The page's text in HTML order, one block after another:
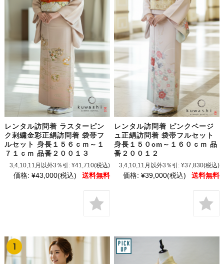
レンタル訪問着 ラスターピン
ク刺繍金彩正絹訪問着 袋帯フ
ルセット 身長１５６ｃｍ～１
７１ｃｍ 品番２００１３
3,4,10,11月以外3％引: ¥41,710(税込)
価格: ¥43,000(税込) 送料無料
レンタル訪問着 ピンクベージ
ュ正絹訪問着 袋帯フルセット
身長１５０cm～１６０ｃｍ 品
番２００１２
3,4,10,11月以外3％引: ¥37,830(税込)
価格: ¥39,000(税込) 送料無料